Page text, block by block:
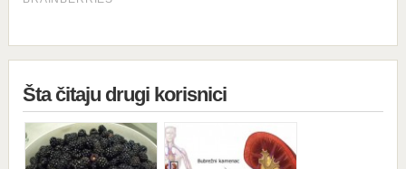
Šta čitaju drugi korisnici